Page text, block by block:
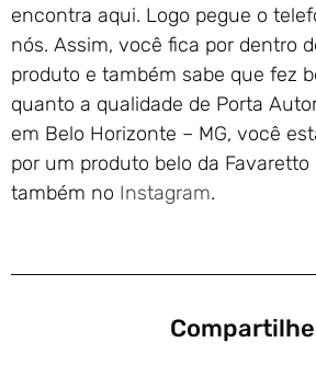
encontra aqui. Logo pegue o
nós. Assim, você fica por dentro
produto e também sabe que fez
quanto a qualidade de Porta
em Belo Horizonte – MG, você
por um produto belo da
também no Instagram.